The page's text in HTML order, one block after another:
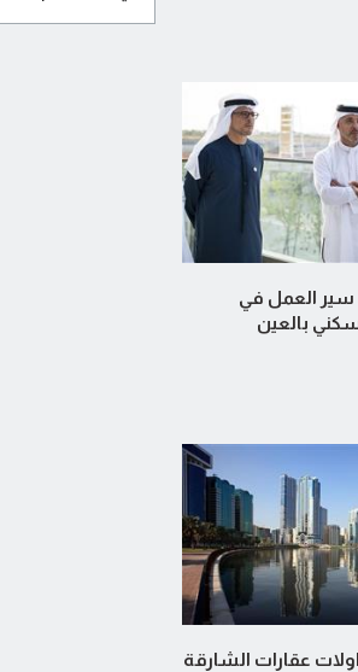
سير العمل في
بالعين
عقارات الشارقة